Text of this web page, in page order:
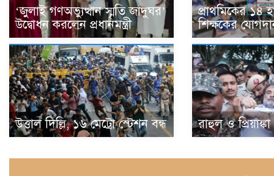
‘জুলাই গণঅভ্যুত্থান স্মৃতি জাদুঘর’
উদ্বোধন করলেন প্রধানমন্ত্রী
প্রাথমিকের ১৪
শিক্ষকের
উত্তাল দিল্লি, ১৬ মেট্রো স্টেশন বন্ধ রাহুল ও